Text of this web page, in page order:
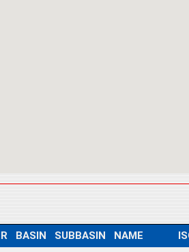
BASIN SUBBASIN NAME